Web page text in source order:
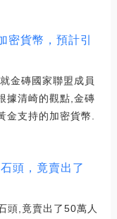
密貨幣，預計引
金磚國家聯盟成員
據清崎的觀點,金磚
金支持的加密貨幣.
頭，竟賣出了
頭,竟賣出了50萬人